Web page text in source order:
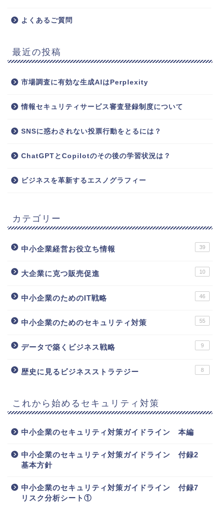
よくあるご質問
最近の投稿
市場調査に有効な生成AIはPerplexity
情報セキュリティサービス審査登録制度について
SNSに惑わされない投票行動をとるには？
ChatGPTとCopilotのその後の学習状況は？
ビジネスを革新するエスノグラフィー
カテゴリー
中小企業経営お役立ち情報 39
大企業に克つ販売促進 10
中小企業のためのIT戦略 46
中小企業のためのセキュリティ対策 55
データで築くビジネス戦略 9
歴史に見るビジネスストラテジー 8
これから始めるセキュリティ対策
中小企業のセキュリティ対策ガイドライン 本編
中小企業のセキュリティ対策ガイドライン 付録2
基本方針
中小企業のセキュリティ対策ガイドライン 付録7
リスク分析シート①